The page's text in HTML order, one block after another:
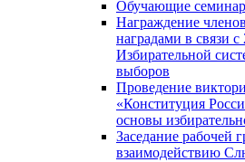
Обучающие
Награждение
наградами в связи с
Избирательной
выборов
Проведение
«Конституция
основы
Заседание рабочей
взаимодействию